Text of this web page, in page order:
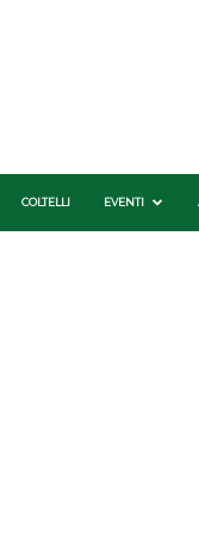
COLTELLI EVENTI